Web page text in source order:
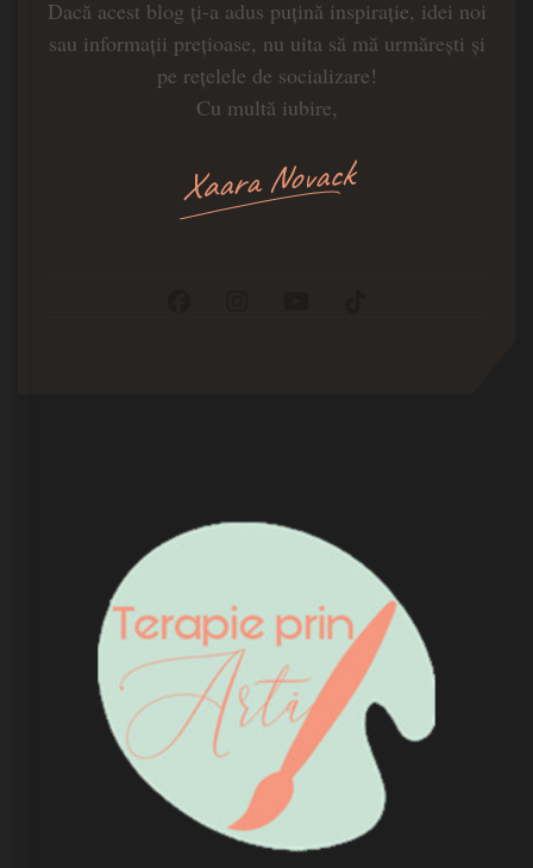
Dacă acest blog ți-a adus puțină inspirație, idei noi
sau informații prețioase, nu uita să mă urmărești și
pe rețelele de socializare!
Cu multă iubire,
Xaara Novack